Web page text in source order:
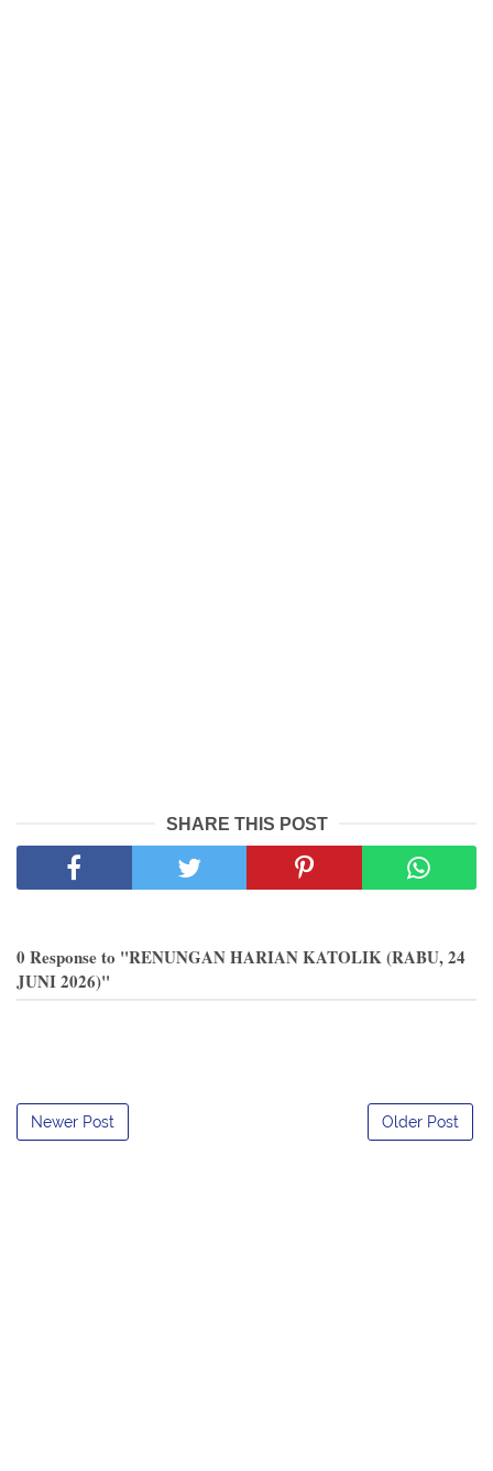
SHARE THIS POST
0 Response to "RENUNGAN HARIAN KATOLIK (RABU, 24
JUNI 2026)"
Newer Post Older Post